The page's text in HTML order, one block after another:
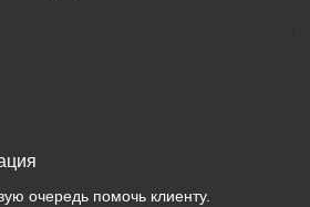
очередь помочь клиенту.